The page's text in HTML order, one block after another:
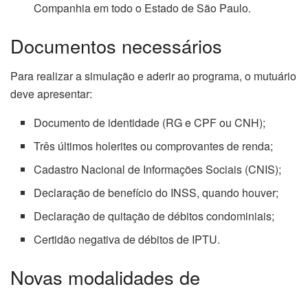
Companhia em todo o Estado de São Paulo.
Documentos necessários
Para realizar a simulação e aderir ao programa, o mutuário
deve apresentar:
Documento de identidade (RG e CPF ou CNH);
Três últimos holerites ou comprovantes de renda;
Cadastro Nacional de Informações Sociais (CNIS);
Declaração de benefício do INSS, quando houver;
Declaração de quitação de débitos condominiais;
Certidão negativa de débitos de IPTU.
Novas modalidades de